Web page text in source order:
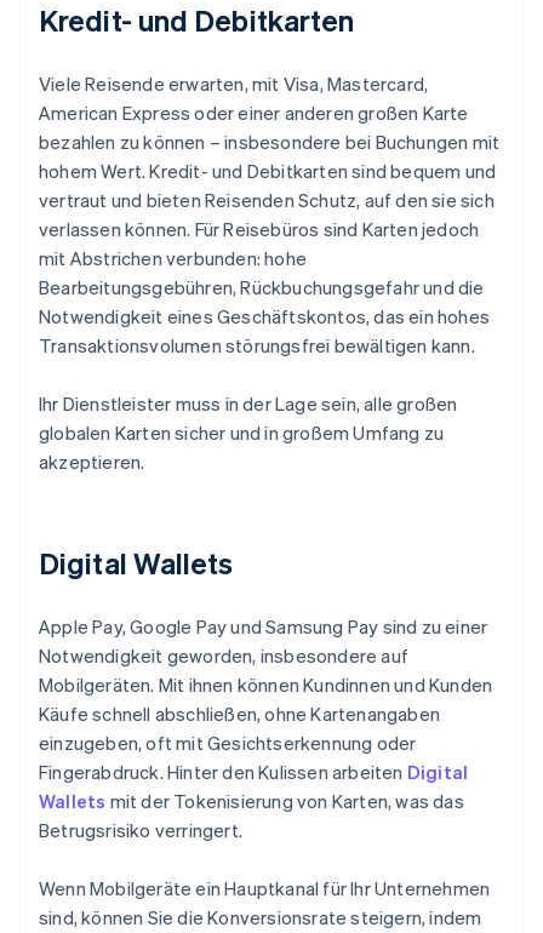
Kredit- und Debitkarten
Viele Reisende erwarten, mit Visa, Mastercard,
American Express oder einer anderen großen Karte
bezahlen zu können – insbesondere bei Buchungen mit
hohem Wert. Kredit- und Debitkarten sind bequem und
vertraut und bieten Reisenden Schutz, auf den sie sich
verlassen können. Für Reisebüros sind Karten jedoch
mit Abstrichen verbunden: hohe
Bearbeitungsgebühren, Rückbuchungsgefahr und die
Notwendigkeit eines Geschäftskontos, das ein hohes
Transaktionsvolumen störungsfrei bewältigen kann.
Ihr Dienstleister muss in der Lage sein, alle großen
globalen Karten sicher und in großem Umfang zu
akzeptieren.
Digital Wallets
Apple Pay, Google Pay und Samsung Pay sind zu einer
Notwendigkeit geworden, insbesondere auf
Mobilgeräten. Mit ihnen können Kundinnen und Kunden
Käufe schnell abschließen, ohne Kartenangaben
einzugeben, oft mit Gesichtserkennung oder
Fingerabdruck. Hinter den Kulissen arbeiten Digital
Wallets mit der Tokenisierung von Karten, was das
Betrugsrisiko verringert.
Wenn Mobilgeräte ein Hauptkanal für Ihr Unternehmen
sind, können Sie die Konversionsrate steigern, indem